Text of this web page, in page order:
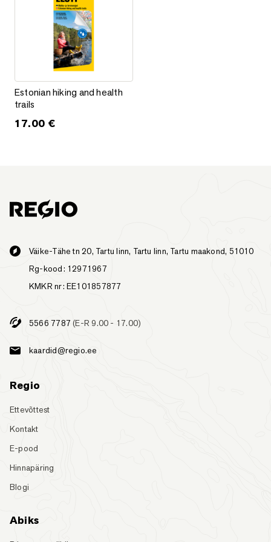
Estonian hiking and health trails
Estonian hiking and health
trails
17.00 €
Väike-Tähe tn 20, Tartu linn, Tartu linn, Tartu maakond, 51010
Rg-kood: 12971967
KMKR nr: EE101857877
5566 7787 (E-R 9.00 - 17.00)
kaardid@regio.ee
Regio
Ettevõttest
Kontakt
E-pood
Hinnapäring
Blogi
Abiks